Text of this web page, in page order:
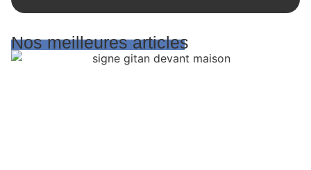
Nos meilleures articles